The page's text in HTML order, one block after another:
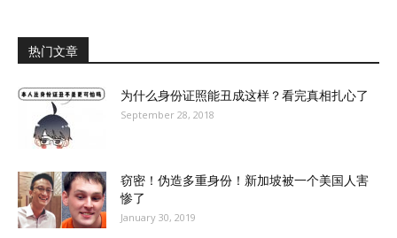
热门文章
为什么身份证照能丑成这样？看完真相扎心了
September 28, 2018
窃密！伪造多重身份！新加坡被一个美国人害
惨了
January 30, 2019